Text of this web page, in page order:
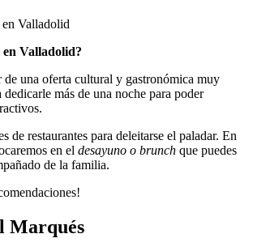
en Valladolid?
de una oferta cultural y gastronómica muy
más de una noche para poder
de restaurantes para deleitarse el paladar. En
en el desayuno o brunch que puedes
de la familia.
Marqués